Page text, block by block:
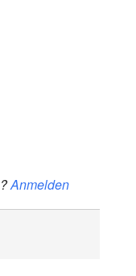
Anmelden